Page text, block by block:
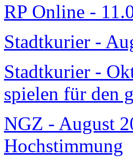
RP Online -
Stadtkurier -
Stadtkurier -
spielen für den
NGZ - August
Hochstimmung